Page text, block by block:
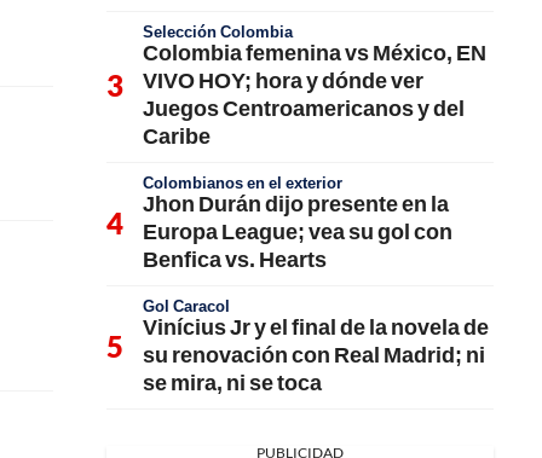
Selección Colombia
Colombia femenina vs México, EN
VIVO HOY; hora y dónde ver
Juegos Centroamericanos y del
Caribe
Colombianos en el exterior
Jhon Durán dijo presente en la
Europa League; vea su gol con
Benfica vs. Hearts
Gol Caracol
Vinícius Jr y el final de la novela de
su renovación con Real Madrid; ni
se mira, ni se toca
PUBLICIDAD